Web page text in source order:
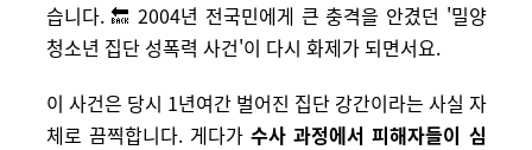
습니다. 🔙 2004년 전국민에게 큰 충격을 안겼던 '밀양
청소년 집단 성폭력 사건'이 다시 화제가 되면서요.
이 사건은 당시 1년여간 벌어진 집단 강간이라는 사실 자
체로 끔찍합니다. 게다가 수사 과정에서 피해자들이 심